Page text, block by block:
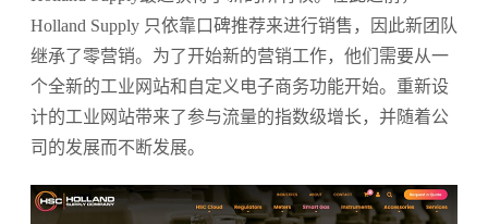
Holland Supply 只依靠口碑推荐来进行销售，因此新团队
继承了零营销。为了开始新的营销工作，他们需要从一
个全新的工业网站和自定义电子商务功能开始。重新设
计的工业网站带来了参与流量的指数级增长，并随着公
司的发展而不断发展。